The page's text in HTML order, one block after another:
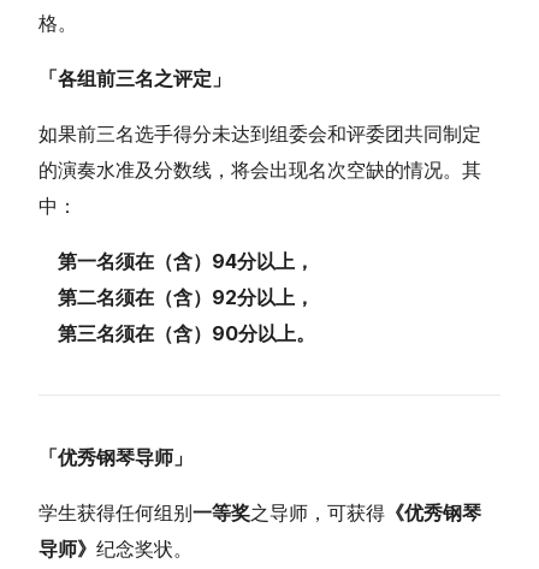
格。
「各组前三名之评定」
如果前三名选手得分未达到组委会和评委团共同制定
的演奏水准及分数线，将会出现名次空缺的情况。其
中：
第一名须在（含） 94分以上，
第二名须在（含） 92分以上，
第三名须在（含） 90分以上。
「优秀钢琴导师」
学生获得任何组别一等奖之导师，可获得 《优秀钢琴
导师》纪念奖状。